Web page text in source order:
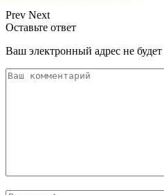
Prev Next
Оставьте ответ
Ваш электронный адрес не